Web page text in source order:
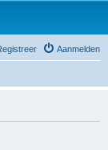
Aanmelden